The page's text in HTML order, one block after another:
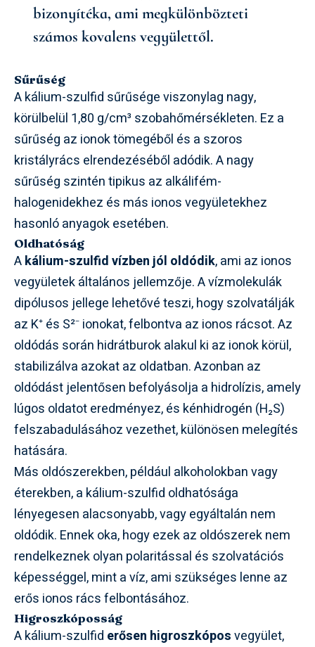
bizonyítéka, ami megkülönbözteti
számos kovalens vegyülettől.
Sűrűség
A kálium-szulfid sűrűsége viszonylag nagy,
körülbelül 1,80 g/cm³ szobahőmérsékleten. Ez a
sűrűség az ionok tömegéből és a szoros
kristályrács elrendezéséből adódik. A nagy
sűrűség szintén tipikus az alkálifém-
halogenidekhez és más ionos vegyületekhez
hasonló anyagok esetében.
Oldhatóság
Akálium-szulfid vízben jól oldódik, ami az ionos
vegyületek általános jellemzője. A vízmolekulák
dipólusos jellege lehetővé teszi, hogy szolvatálják
az K⁺ és S²⁻ ionokat, felbontva az ionos rácsot. Az
oldódás során hidrátburok alakul ki az ionok körül,
stabilizálva azokat az oldatban. Azonban az
oldódást jelentősen befolyásolja a hidrolízis, amely
lúgos oldatot eredményez, és kénhidrogén (H₂S)
felszabadulásához vezethet, különösen melegítés
hatására.
Más oldószerekben, például alkoholokban vagy
éterekben, a kálium-szulfid oldhatósága
lényegesen alacsonyabb, vagy egyáltalán nem
oldódik. Ennek oka, hogy ezek az oldószerek nem
rendelkeznek olyan polaritással és szolvatációs
képességgel, mint a víz, ami szükséges lenne az
erős ionos rács felbontásához.
Higroszkóposság
A kálium-szulfid erősen higroszkóposvegyület,